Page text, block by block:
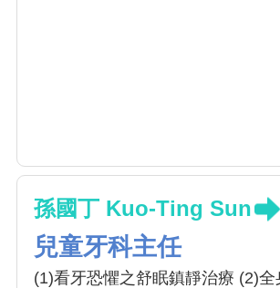
孫國丁 Kuo-Ting Sun
兒童牙科主任
(1)看牙恐懼之舒眠鎮靜治療 (2)全